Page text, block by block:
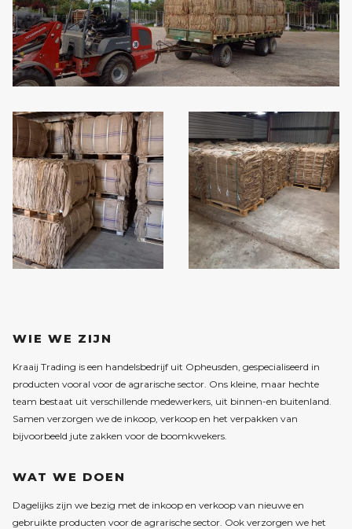
WIE WE ZIJN
Kraaij Trading is een handelsbedrijf uit Opheusden, gespecialiseerd in
producten vooral voor de agrarische sector. Ons kleine, maar hechte
team bestaat uit verschillende medewerkers, uit binnen-en buitenland.
Samen verzorgen we de inkoop, verkoop en het verpakken van
bijvoorbeeld jute zakken voor de boomkwekers.
WAT WE DOEN
Dagelijks zijn we bezig met de inkoop en verkoop van nieuwe en
gebruikte producten voor de agrarische sector. Ook verzorgen we het